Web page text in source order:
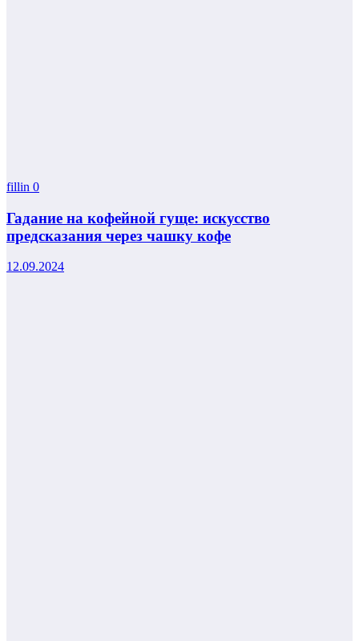
fillin 0
Гадание на кофейной гуще: искусство
предсказания через чашку кофе
12.09.2024